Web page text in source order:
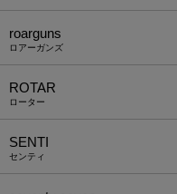
roarguns
ロアーガンズ
ROTAR
ローター
SENTI
センティ